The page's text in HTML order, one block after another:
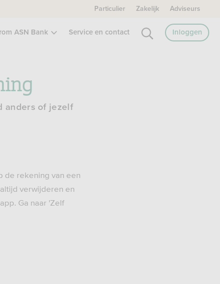
Particulier Zakelijk Adviseurs
ASN Bank Service en contact Inloggen
anders of jezelf
de rekening van een
verwijderen en
Ga naar 'Zelf